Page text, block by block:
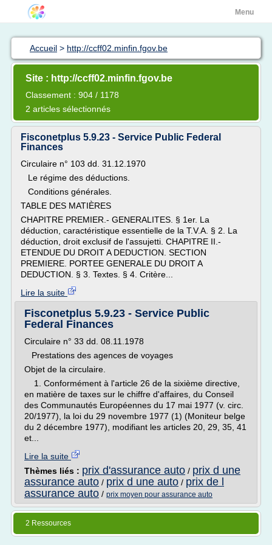
Menu
Accueil > http://ccff02.minfin.fgov.be
Site : http://ccff02.minfin.fgov.be
Classement : 904 / 1178
2 articles sélectionnés
Fisconetplus 5.9.23 - Service Public Federal
Finances
Circulaire n° 103 dd. 31.12.1970
Le régime des déductions.
Conditions générales.
TABLE DES MATIÈRES
CHAPITRE PREMIER.- GENERALITES. § 1er. La
déduction, caractéristique essentielle de la T.V.A. § 2. La
déduction, droit exclusif de l'assujetti. CHAPITRE II.-
ETENDUE DU DROIT A DEDUCTION. SECTION
PREMIERE. PORTEE GENERALE DU DROIT A
DEDUCTION. § 3. Textes. § 4. Critère...
Lire la suite
Fisconetplus 5.9.23 - Service Public
Federal Finances
Circulaire n° 33 dd. 08.11.1978
Prestations des agences de voyages
Objet de la circulaire.
1. Conformément à l'article 26 de la sixième directive,
en matière de taxes sur le chiffre d'affaires, du Conseil
des Communautés Européennes du 17 mai 1977 (v. circ.
20/1977), la loi du 29 novembre 1977 (1) (Moniteur belge
du 2 décembre 1977), modifiant les articles 20, 29, 35, 41
et...
Lire la suite
Thèmes liés : prix d'assurance auto / prix d une
assurance auto / prix d une auto / prix de l
assurance auto / prix moyen pour assurance auto
2 Ressources